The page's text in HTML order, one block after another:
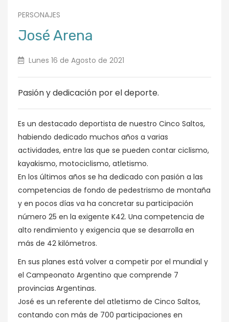
PERSONAJES
José Arena
Lunes 16 de Agosto de 2021
Pasión y dedicación por el deporte.
Es un destacado deportista de nuestro Cinco Saltos,
habiendo dedicado muchos años a varias
actividades, entre las que se pueden contar ciclismo,
kayakismo, motociclismo, atletismo.
En los últimos años se ha dedicado con pasión a las
competencias de fondo de pedestrismo de montaña
y en pocos días va ha concretar su participación
número 25 en la exigente K42. Una competencia de
alto rendimiento y exigencia que se desarrolla en
más de 42 kilómetros.
En sus planes está volver a competir por el mundial y
el Campeonato Argentino que comprende 7
provincias Argentinas.
José es un referente del atletismo de Cinco Saltos,
contando con más de 700 participaciones en